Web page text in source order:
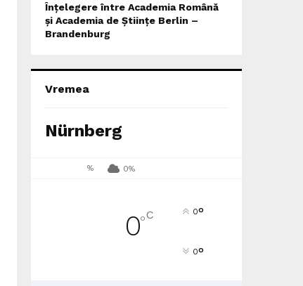
Înțelegere între Academia Română
și Academia de Științe Berlin –
Brandenburg
Vremea
Nürnberg
% 0%
0°C 0°
0°